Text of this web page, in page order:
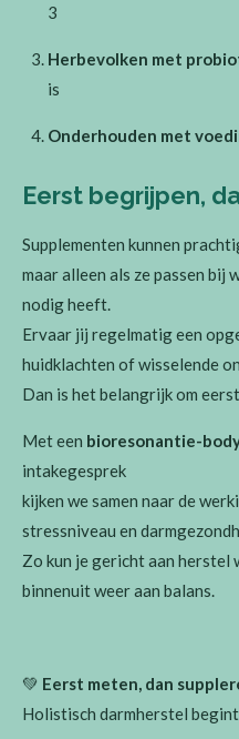
3
Herbevolken met
is
Onderhouden met
Eerst begrijpen,
Supplementen kunnen
maar alleen als ze passen bij
nodig heeft.
Ervaar jij regelmatig een
huidklachten of wisselende
Dan is het belangrijk om
Met een bioresonantie-
intakegesprek
kijken we samen naar de
stressniveau en
Zo kun je gericht aan herstel
binnenuit weer aan balans.
💚 Eerst meten, dan
Holistisch darmherstel